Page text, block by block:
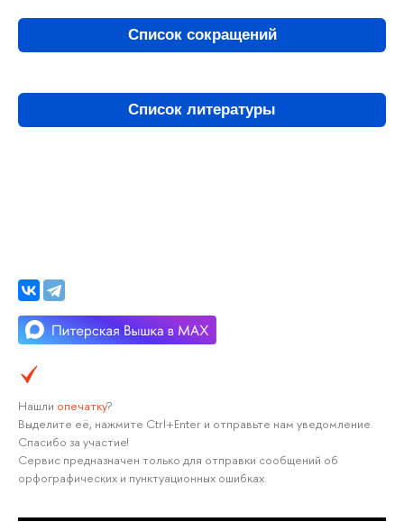
Список сокращений
Список литературы
Нашли опечатку?
Выделите её, нажмите Ctrl+Enter и отправьте нам уведомление.
Спасибо за участие!
Сервис предназначен только для отправки сообщений об
орфографических и пунктуационных ошибках.